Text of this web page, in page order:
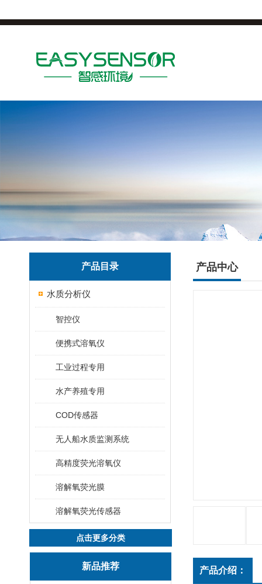
产品目录
水质分析仪
智控仪
便携式溶氧仪
工业过程专用
水产养殖专用
COD传感器
无人船水质监测系统
高精度荧光溶氧仪
溶解氧荧光膜
溶解氧荧光传感器
点击更多分类
新品推荐
产品中心
产品介绍：